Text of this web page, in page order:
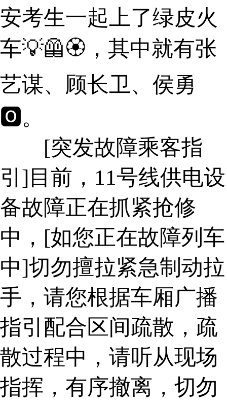
安考生一起上了绿皮火
车💡🦺🏵，其中就有张
艺谋、顾长卫、侯勇
🅾。
[突发故障乘客指
引]目前，11号线供电设
备故障正在抓紧抢修
中，[如您正在故障列车
中]切勿擅拉紧急制动拉
手，请您根据车厢广播
指引配合区间疏散，疏
散过程中，请听从现场
指挥，有序撤离，切勿